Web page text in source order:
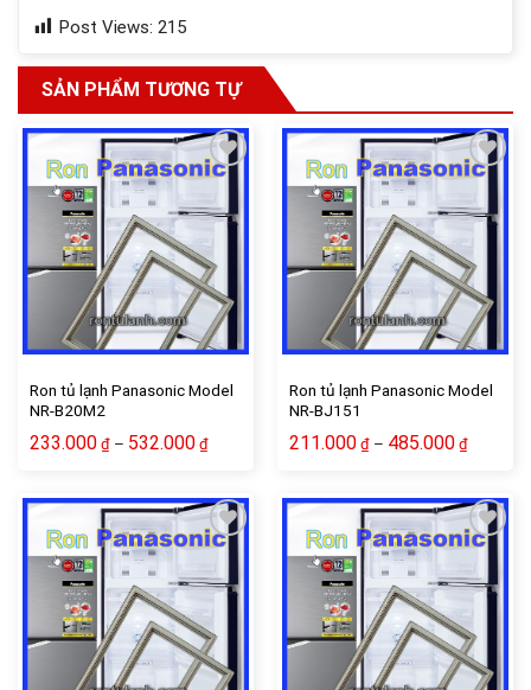
Post Views: 215
SẢN PHẨM TƯƠNG TỰ
Add to wishlist
Ron tủ lạnh Panasonic Model
NR-B20M2
233.000 ₫– 532.000 ₫
Add to wishlist
Ron tủ lạnh Panasonic Model
NR-BJ151
211.000 ₫– 485.000 ₫
Add to wishlist Add to wishlist